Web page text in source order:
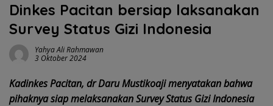
Dinkes Pacitan bersiap laksanakan
Survey Status Gizi Indonesia
Yahya Ali Rahmawan
3 Oktober 2024
Kadinkes Pacitan, dr Daru Mustikoaji menyatakan bahwa
pihaknya siap melaksanakan Survey Status Gizi Indonesia